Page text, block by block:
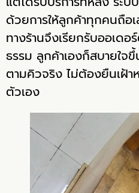
ด้วยการให้ลูกค้าทุกคนถือ
ทางร้านจึงเรียกรับออเดอ
ธรรม ลูกค้าเองก็สบายใจขึ้
ตามคิวจริง ไม่ต้องยืนเฝ้า
ตัวเอง